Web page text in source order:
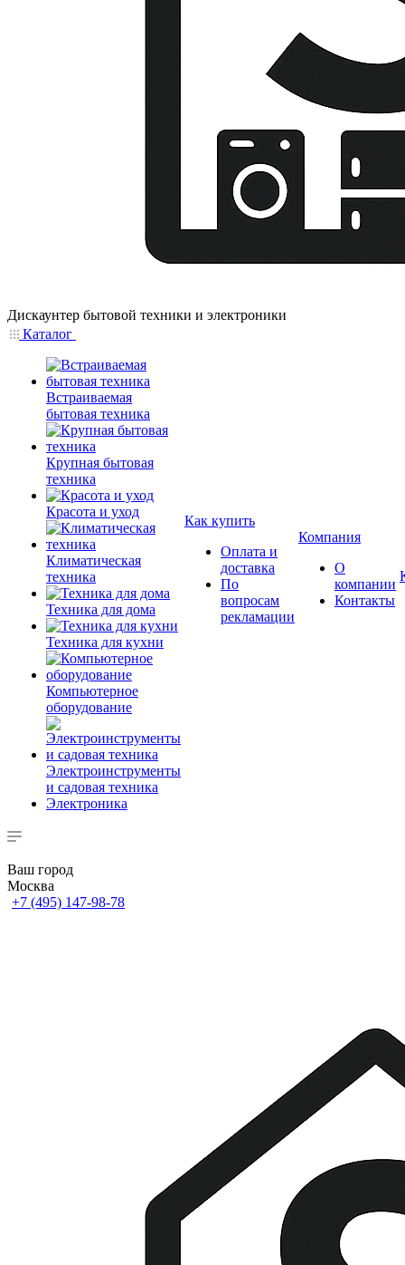
Дискаунтер бытовой техники и электроники
Каталог
Встраиваемая
бытовая техника
Крупная бытовая
техника
Красота и уход
Климатическая
техника
Техника для дома
Техника для кухни
Компьютерное
оборудование
Электроинструменты
и садовая техника
Электроника
Как купить
Оплата и
доставка
По
вопросам
рекламации
Компания
О
компании
Контакты
Ваш город
Москва
+7 (495) 147-98-78